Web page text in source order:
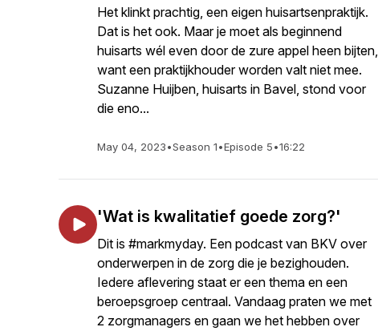
Het klinkt prachtig, een eigen huisartsenpraktijk.
Dat is het ook. Maar je moet als beginnend
huisarts wél even door de zure appel heen bijten,
want een praktijkhouder worden valt niet mee.
Suzanne Huijben, huisarts in Bavel, stond voor
die eno...
May 04, 2023•Season 1•Episode 5•16:22
'Wat is kwalitatief goede zorg?'
Dit is #markmyday. Een podcast van BKV over
onderwerpen in de zorg die je bezighouden.
Iedere aflevering staat er een thema en een
beroepsgroep centraal. Vandaag praten we met
2 zorgmanagers en gaan we het hebben over